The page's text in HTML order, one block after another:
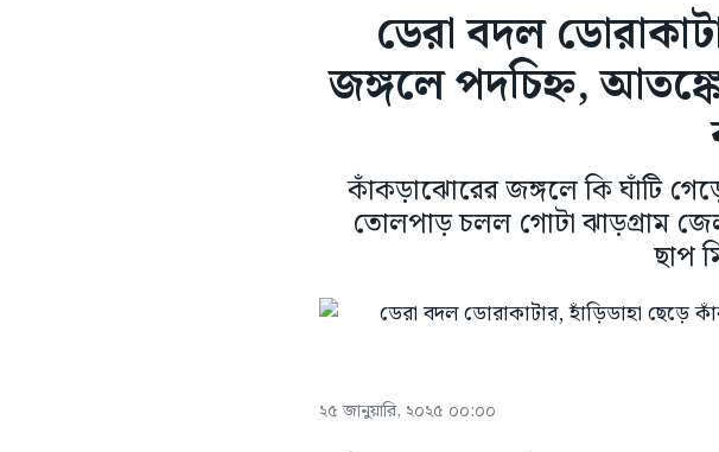
ডেরা বদল
জঙ্গলে পদচিহ্ন,
কাঁকড়াঝোরের জঙ্গলে কি ঘাঁটি
তোলপাড় চলল গোটা ঝাড়গ্রাম
ছাপ
২৫ জানুয়ারি, ২০২৫ ০০:০০